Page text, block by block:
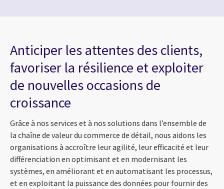
Anticiper les attentes des clients,
favoriser la résilience et exploiter
de nouvelles occasions de
croissance
Grâce à nos services et à nos solutions dans l’ensemble de
la chaîne de valeur du commerce de détail, nous aidons les
organisations à accroître leur agilité, leur efficacité et leur
différenciation en optimisant et en modernisant les
systèmes, en améliorant et en automatisant les processus,
et en exploitant la puissance des données pour fournir des